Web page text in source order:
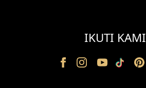
Desain Taman
Desain Area Santai
IKUTI KAMI